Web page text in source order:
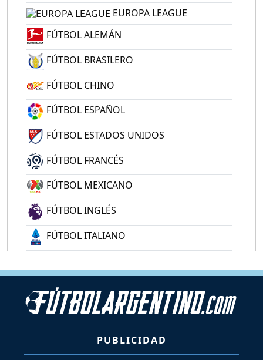
EUROPA LEAGUE
FÚTBOL ALEMÁN
FÚTBOL BRASILERO
FÚTBOL CHINO
FÚTBOL ESPAÑOL
FÚTBOL ESTADOS UNIDOS
FÚTBOL FRANCÉS
FÚTBOL MEXICANO
FÚTBOL INGLÉS
FÚTBOL ITALIANO
PUBLICIDAD